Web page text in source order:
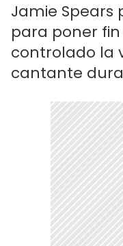
Jamie Spears
para poner
controlado la
cantante